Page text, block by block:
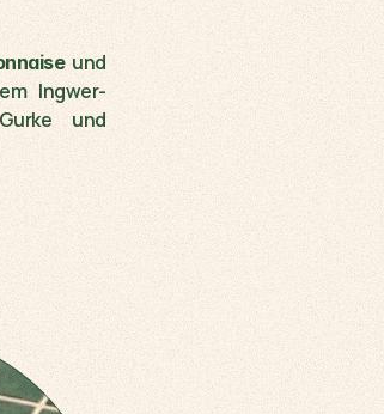
und
Ingwer-
und